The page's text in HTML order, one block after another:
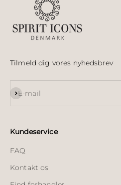
Tilmeld dig vores nyhedsbrev
E-mail
Abonnér
Kundeservice
FAQ
Kontakt os